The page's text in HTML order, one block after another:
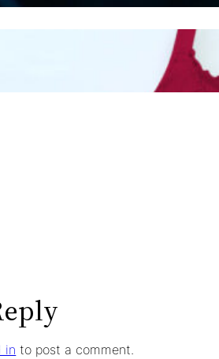
Mengintip Kepribadian
Wanita Dari Warna Bra
in to post a comment.